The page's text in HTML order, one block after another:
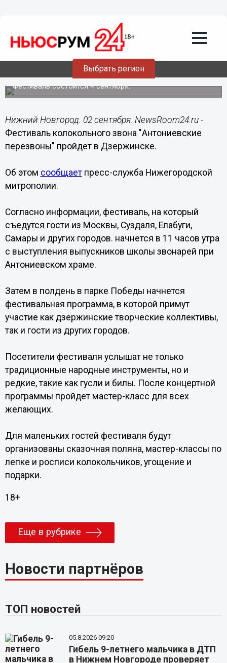
Выбрать регион
Фестиваль колокольного звона
"Антониевские перезвоны" пройдет в
Фестиваль состоится 4 сентября.
Нижний Новгород. 02 сентября. NewsRoom24.ru -
Фестиваль колокольного звона "Антониевские
перезвоны" пройдет в Дзержинске.
Об этом сообщаетпресс-служба Нижегородской
митрополии.
Согласно информации, фестиваль, на который
съедутся гости из Москвы, Суздаля, Елабуги,
Самары и других городов. начнется в 11 часов утра
с выступления выпускников школы звонарей при
Антониевском храме.
Затем в полдень в парке Победы начнется
фестивальная программа, в которой примут
участие как дзержинские творческие коллективы,
так и гости из других городов.
Посетители фестиваля услышат не только
традиционные народные инструменты, но и
редкие, такие как гусли и билы. После концертной
программы пройдет мастер-класс для всех
желающих.
Для маленьких гостей фестиваля будут
организованы сказочная поляна, мастер-классы по
лепке и росписи колокольчиков, угощение и
подарки.
18+
Еще в рубрике
Новости партнёров
ТОП новостей
05.8.2026 09:20
Гибель 9-летнего мальчика в ДТП
в Нижнем Новгороде проверяет